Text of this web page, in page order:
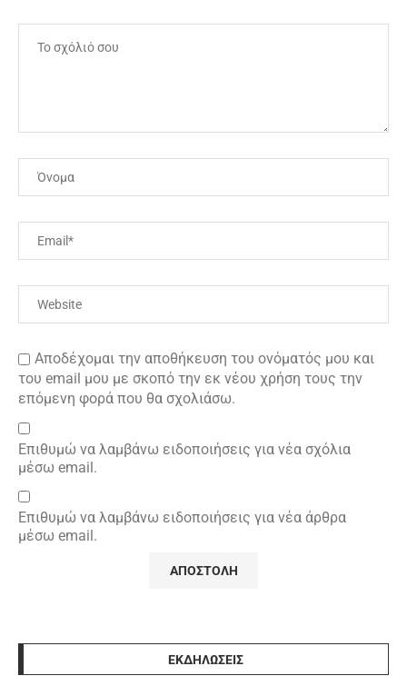
Αποδέχομαι την αποθήκευση του ονόματός μου και
του email μου με σκοπό την εκ νέου χρήση τους την
επόμενη φορά που θα σχολιάσω.
Επιθυμώ να λαμβάνω ειδοποιήσεις για νέα σχόλια
μέσω email.
Επιθυμώ να λαμβάνω ειδοποιήσεις για νέα άρθρα
μέσω email.
ΕΚΔΗΛΩΣΕΙΣ